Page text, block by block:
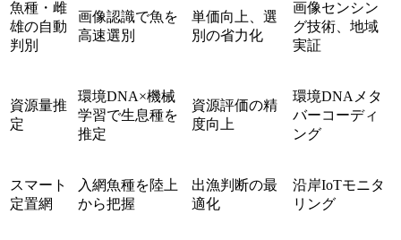
魚種・雌
雄の自動
判別
画像認識で魚を
高速選別
単価向上、選
別の省力化
画像センシン
グ技術、地域
実証
資源量推
定
環境DNA×機械
学習で生息種を
推定
資源評価の精
度向上
環境DNAメタ
バーコーディ
ング
スマート
定置網
入網魚種を陸上
から把握
出漁判断の最
適化
沿岸IoTモニタ
リング